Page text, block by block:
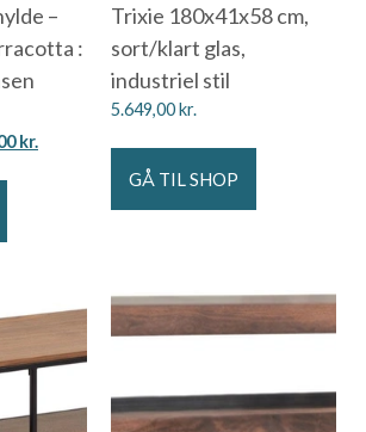
–
:
kr.
Trixie 180x41x58 cm,
sort/klart glas,
industriel stil
5.649,00kr.
GÅ TIL SHOP